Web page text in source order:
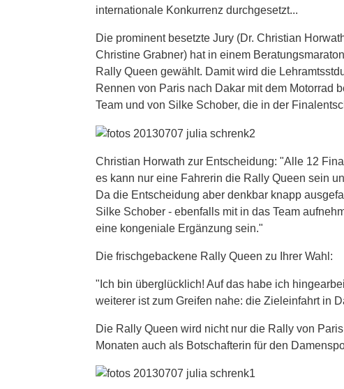
internationale Konkurrenz durchgesetzt...
Die prominent besetzte Jury (Dr. Christian
Christine Grabner) hat in einem
Rally Queen gewählt. Damit wird die
Rennen von Paris nach Dakar mit dem Motorrad
Team und von Silke Schober, die in der
Christian Horwath zur Entscheidung: "Alle 12
es kann nur eine Fahrerin die Rally Queen sein
Da die Entscheidung aber denkbar knapp
Silke Schober - ebenfalls mit in das Team
eine kongeniale Ergänzung sein."
Die frischgebackene Rally Queen zu Ihrer Wahl:
"Ich bin überglücklich! Auf das habe ich
weiterer ist zum Greifen nahe: die Zieleinfahrt in
Die Rally Queen wird nicht nur die Rally von
Monaten auch als Botschafterin für den